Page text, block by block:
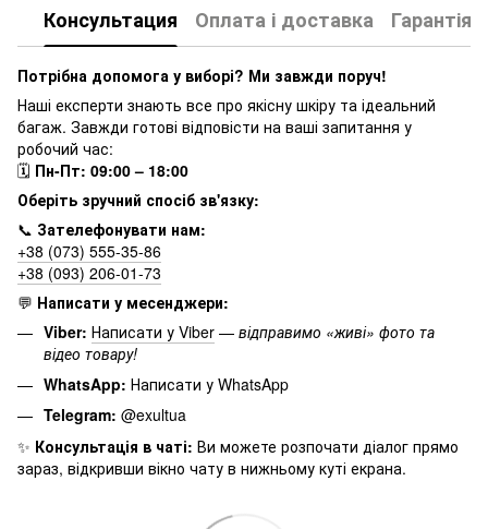
Консультация Оплата і доставка Гарантія
Потрібна допомога у виборі? Ми завжди поруч!
Наші експерти знають все про якісну шкіру та ідеальний
багаж. Завжди готові відповісти на ваші запитання у
робочий час:
🗓 Пн-Пт: 09:00 – 18:00
Оберіть зручний спосіб зв'язку:
📞 Зателефонувати нам:
+38 (073) 555-35-86
+38 (093) 206-01-73
💬 Написати у месенджери:
Viber: Написати у Viber — відправимо «живі» фото та
відео товару!
WhatsApp: Написати у WhatsApp
Telegram: @exultua
✨ Консультація в чаті: Ви можете розпочати діалог прямо
зараз, відкривши вікно чату в нижньому куті екрана.